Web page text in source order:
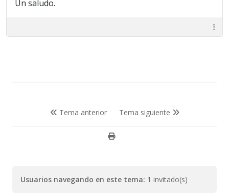
Un saludo.
Tema anterior Tema siguiente
Usuarios navegando en este tema: 1 invitado(s)